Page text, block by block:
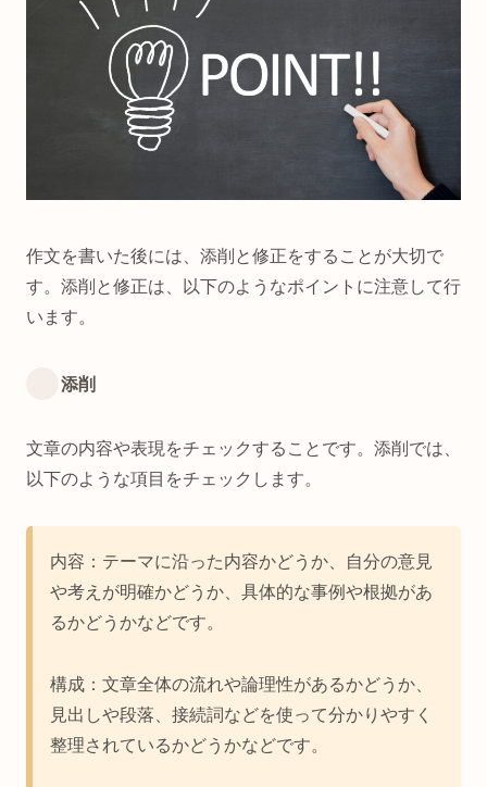
作文を書いた後には、添削と修正をすることが大切で
す。添削と修正は、以下のようなポイントに注意して行
います。
添削
文章の内容や表現をチェックすることです。添削では、
以下のような項目をチェックします。
内容：テーマに沿った内容かどうか、自分の意見
や考えが明確かどうか、具体的な事例や根拠があ
るかどうかなどです。
構成：文章全体の流れや論理性があるかどうか、
見出しや段落、接続詞などを使って分かりやすく
整理されているかどうかなどです。